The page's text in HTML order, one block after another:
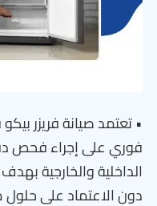
• تعتمد صيانة فريزر
فوري على إجراء فحص
الداخلية والخارجية
دون الاعتماد على